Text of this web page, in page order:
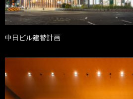
中日ビル建替計画